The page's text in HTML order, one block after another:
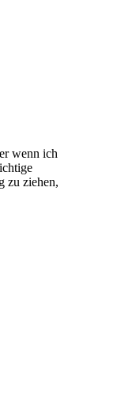
wenn ich
zu ziehen,